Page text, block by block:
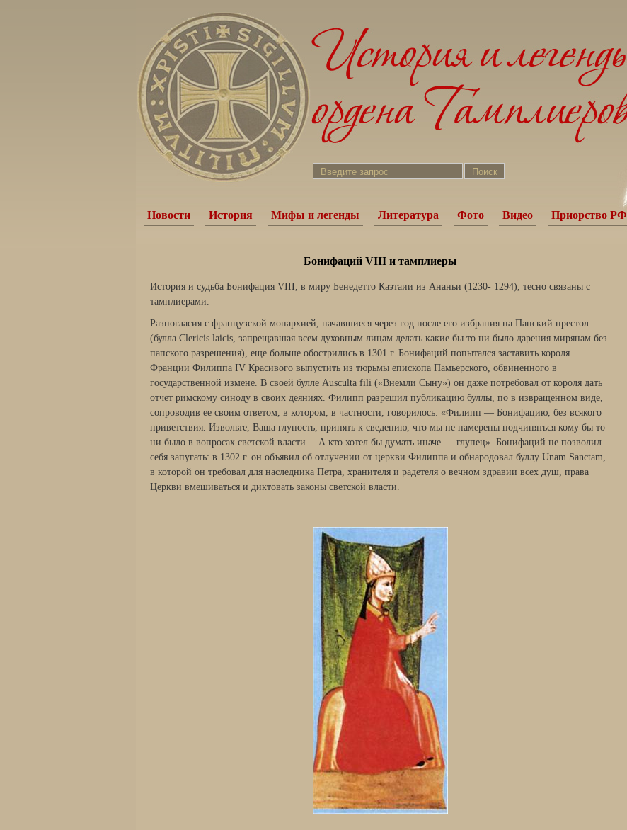
Новости История Мифы и легенды Литература Фото Видео Приорство РФ
Бонифаций VIII и тамплиеры
История и судьба Бонифация VIII, в миру Бенедетто Каэтаии из Ананьи (1230- 1294), тесно связаны с
тамплиерами.
Разногласия с французской монархией, начавшиеся через год после его избрания на Папский престол
(булла Clericis laicis, запрещавшая всем духовным лицам делать какие бы то ни было дарения мирянам без
папского разрешения), еще больше обострились в 1301 г. Бонифаций попытался заставить короля
Франции Филиппа IV Красивого выпустить из тюрьмы епископа Памьерского, обвиненного в
государственной измене. В своей булле Ausculta fili («Внемли Сыну») он даже потребовал от короля дать
отчет римскому синоду в своих деяниях. Филипп разрешил публикацию буллы, по в извращенном виде,
сопроводив ее своим ответом, в котором, в частности, говорилось: «Филипп — Бонифацию, без всякого
приветствия. Извольте, Ваша глупость, принять к сведению, что мы не намерены подчиняться кому бы то
ни было в вопросах светской власти… А кто хотел бы думать иначе — глупец». Бонифаций не позволил
себя запугать: в 1302 г. он объявил об отлучении от церкви Филиппа и обнародовал буллу Unam Sanctam,
в которой он требовал для наследника Петра, хранителя и радетеля о вечном здравии всех душ, права
Церкви вмешиваться и диктовать законы светской власти.